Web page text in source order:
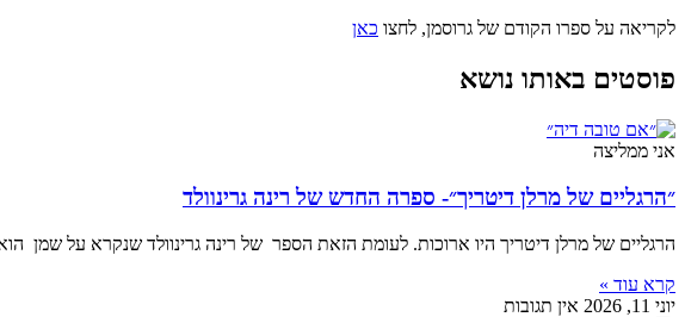
לקריאה על ספרו הקודם של גרוסמן, לחצו כאן
פוסטים באותו נושא
אני ממליצה
״הרגליים של מרלן דיטריך״- ספרה החדש של רינה גרינוולד
הרגליים של מרלן דיטריך היו ארוכות. לעומת הזאת הספר של רינה גרינוולד שנקרא על שמן
קרא עוד »
יוני 11, 2026
אין תגובות